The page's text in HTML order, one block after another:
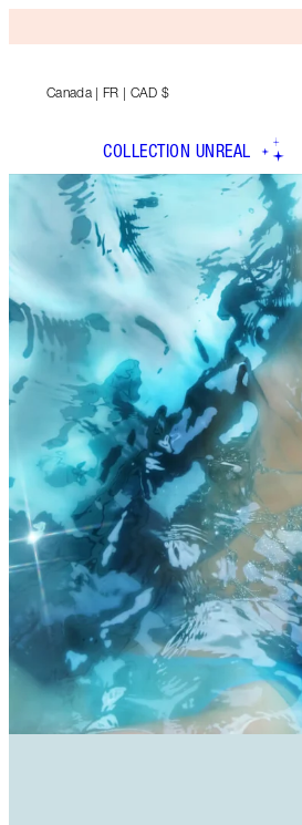
Canada | FR | CAD $
COLLECTION UNREAL